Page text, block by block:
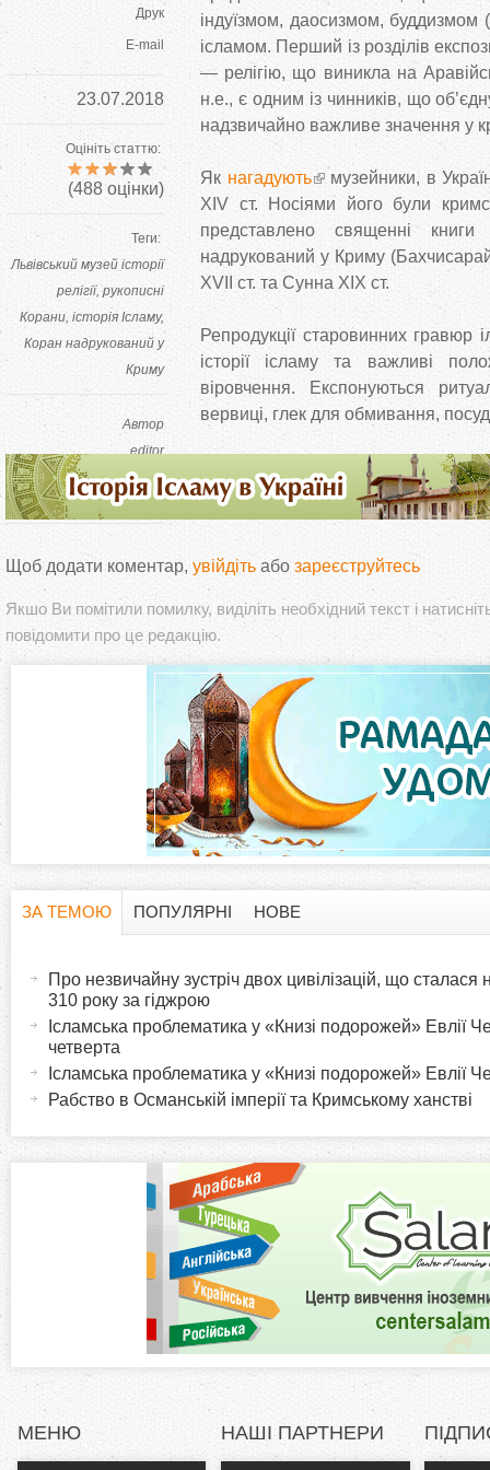
Друк
E-mail
23.07.2018
Оцініть статтю:
(488оцінки)
Теги:
Львівський музей історії
релігії рукописні
Корани історія Ісламу
Коран надрукований у
Криму
Автор
editor
індуїзмом, даосизмом, буддизмом
ісламом. Перший із розділів
— релігію, що виникла на
н.е., є одним із чинників, що
надзвичайно важливе значення у
Як нагадують
музейники, в
XIV ст. Носіями його були
представлено священні
надрукований у Криму
XVII ст. та Сунна XIX ст.
Репродукції старовинних гравюр
історії ісламу та важливі
віровчення. Експонуються
вервиці, глек для обмивання,
Щоб додати коментар,увійдітьабозареєструйтесь
Якшо Ви помітили помилку, виділіть необхідний текст і
повідомити про це редакцію.
z
a
ЗА ТЕМОЮ
в
ПОПУЛЯРНІ НОВЕ
Про незвичайну зустріч двох цивілізацій, що сталася
310 року за гіджрою
Ісламська проблематика у «Книзі подорожей» Евлії
четверта
Ісламська проблематика у «Книзі подорожей» Евлії
Рабство в Османській імперії та Кримському ханстві
МЕНЮ НАШІ ПАРТНЕРИ